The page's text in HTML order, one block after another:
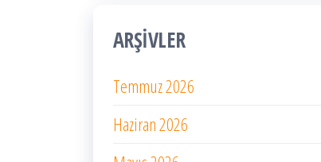
ARŞIVLER
Temmuz 2026
Haziran 2026